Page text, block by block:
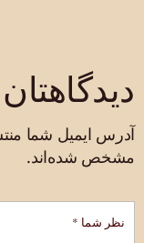
آدرس ایمیل شما
مشخص شده‌اند.